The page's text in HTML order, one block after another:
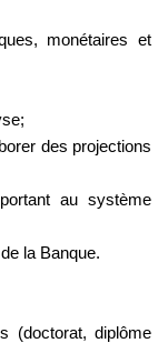
monétaires et
des projections
au système
la Banque.
(doctorat, diplôme